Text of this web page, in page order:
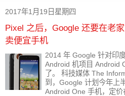
2017年1月19日星期四
Pixel 之后，Google 还要在老家
卖便宜手机
2014 年 Google 针对印
Android 机项目 Android
了。 科技媒体 The
到，Google 计划今年上
Android One 手机，定价